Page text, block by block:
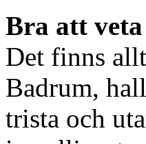
Bra att
Det finns
Badrum,
trista och